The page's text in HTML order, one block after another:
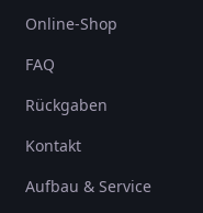
Online-Shop
FAQ
Rückgaben
Kontakt
Aufbau & Service